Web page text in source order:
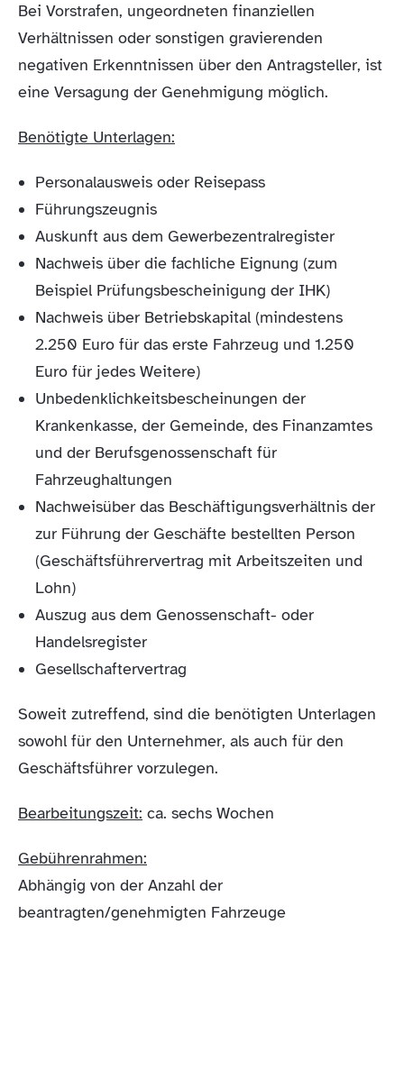
Bei Vorstrafen, ungeordneten finanziellen
Verhältnissen oder sonstigen gravierenden
negativen Erkenntnissen über den Antragsteller, ist
eine Versagung der Genehmigung möglich.
Benötigte Unterlagen:
Personalausweis oder Reisepass
Führungszeugnis
Auskunft aus dem Gewerbezentralregister
Nachweis über die fachliche Eignung (zum
Beispiel Prüfungsbescheinigung der IHK)
Nachweis über Betriebskapital (mindestens
2.250 Euro für das erste Fahrzeug und 1.250
Euro für jedes Weitere)
Unbedenklichkeitsbescheinungen der
Krankenkasse, der Gemeinde, des Finanzamtes
und der Berufsgenossenschaft für
Fahrzeughaltungen
Nachweisüber das Beschäftigungsverhältnis der
zur Führung der Geschäfte bestellten Person
(Geschäftsführervertrag mit Arbeitszeiten und
Lohn)
Auszug aus dem Genossenschaft- oder
Handelsregister
Gesellschaftervertrag
Soweit zutreffend, sind die benötigten Unterlagen
sowohl für den Unternehmer, als auch für den
Geschäftsführer vorzulegen.
Bearbeitungszeit: ca. sechs Wochen
Gebührenrahmen:
Abhängig von der Anzahl der
beantragten/genehmigten Fahrzeuge